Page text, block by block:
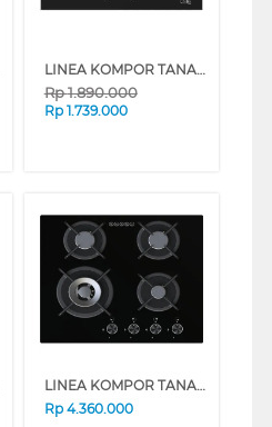
LINEA KOMPOR TANAM BUILT IN HOB GAS LWE732G
Rp1.890.000
Rp 1.739.000
LINEA KOMPOR TANAM BUILT IN HOB GAS GLN604G
Rp 4.360.000